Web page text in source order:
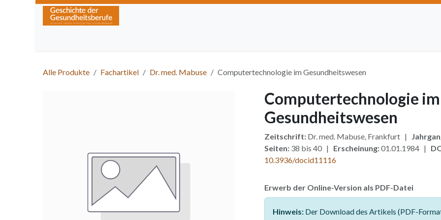
Zum Inhalt springen
Alle Produkte Fachartikel Dr. med. Mabuse Computertechnologie im Gesundheitswesen
Computertechnologie im
Gesundheitswesen
Zeitschrift:Dr. med. Mabuse, Frankfurt |
Seiten:38 bis 40 | Erscheinung:01.01.1984 |
10.3936/docid11116
Erwerb der Online-Version als PDF-Datei
Hinweis:Der Download des Artikels (PDF-